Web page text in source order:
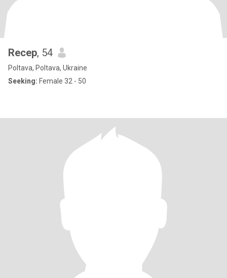
Recep, 54
Poltava, Poltava, Ukraine
Seeking: Female 32 - 50